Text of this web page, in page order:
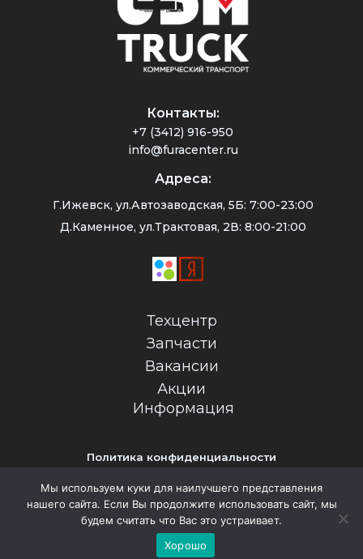
Контакты:
+7 (3412) 916-950
info@furacenter.ru
Адреса:
Г.Ижевск, ул.Автозаводская, 5Б: 7:00-23:00
Д.Каменное, ул.Трактовая, 2В: 8:00-21:00
Техцентр
Запчасти
Вакансии
Акции
Информация
Политика конфиденциальности
Обращаем Ваше внимание на то, что все предложения на
сайте не являются публичной офертой
(c) 2026. Все права защищены
Мы используем куки для наилучшего представления
нашего сайта. Если Вы продолжите использовать сайт, мы
будем считать что Вас это устраивает.
Хорошо